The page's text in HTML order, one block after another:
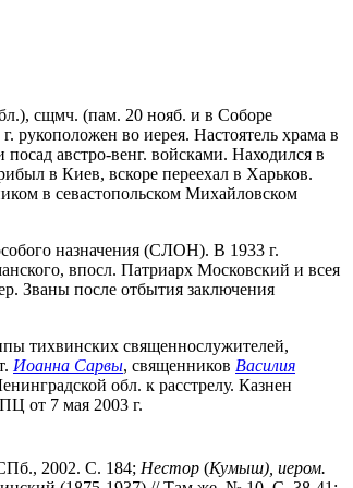
сщмч. (пам. 20 нояб. и в Соборе
во иерея. Настоятель храма в
австро-венг. войсками. Находился в
в Киев, вскоре переехал в Харьков.
в севастопольском Михайловском
назначения (СЛОН). В 1933 г.
впосл. Патриарх Московский и всея
Званы после отбытия заключения
тихвинских священнослужителей,
Иоанна Сарвы, священников Василия
обл. к расстрелу. Казнен
от 7 мая 2003 г.
2002. С. 184; Нестор (Кумыш), иером.